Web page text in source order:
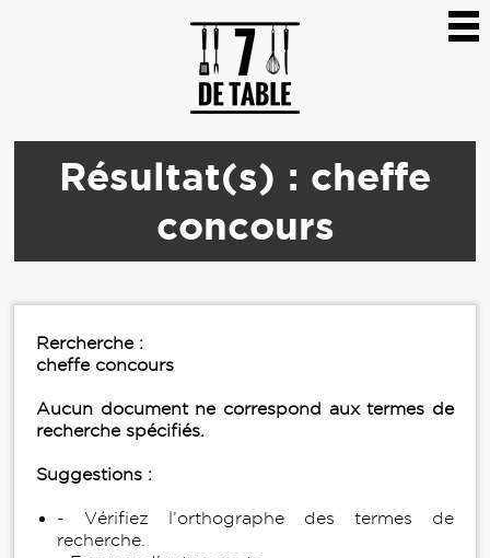
Résultat(s) : cheffe
concours
Rercherche :
cheffe concours
Aucun document ne correspond aux termes de
recherche spécifiés.
Suggestions :
- Vérifiez l’orthographe des termes de
recherche.